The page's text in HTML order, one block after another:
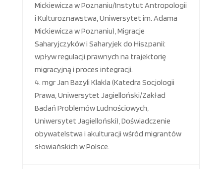
Mickiewicza w Poznaniu/Instytut Antropologii
i Kulturoznawstwa, Uniwersytet im. Adama
Mickiewicza w Poznaniu), Migracje
Saharyjczyków i Saharyjek do Hiszpanii:
wpływ regulacji prawnych na trajektorię
migracyjną i proces integracji.
mgr Jan Bazyli Klakla (Katedra Socjologii
Prawa, Uniwersytet Jagielloński/Zakład
Badań Problemów Ludnościowych,
Uniwersytet Jagielloński), Doświadczenie
obywatelstwa i akulturacji wśród migrantów
słowiańskich w Polsce.